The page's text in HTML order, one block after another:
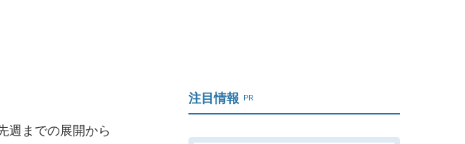
週までの展開から
注目情報 PR